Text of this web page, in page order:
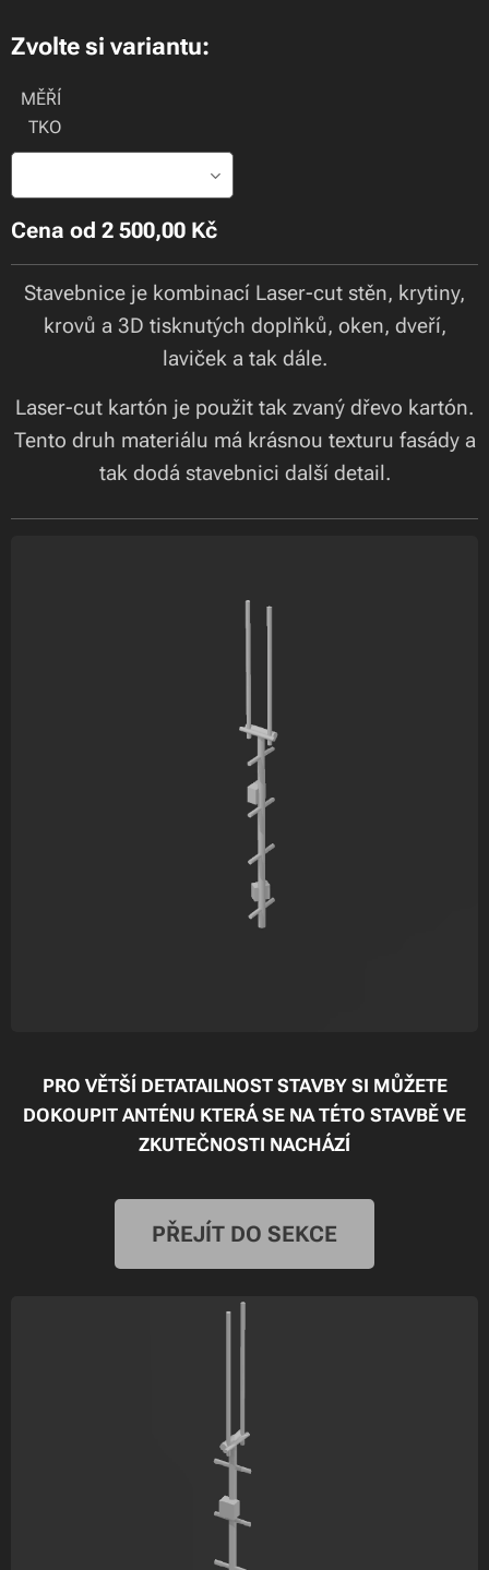
Zvolte si variantu:
MĚŘÍ
TKO
Cena od 2 500,00 Kč
Stavebnice je kombinací Laser-cut stěn, krytiny,
krovů a 3D tisknutých doplňků, oken, dveří,
laviček a tak dále.
Laser-cut kartón je použit tak zvaný dřevo kartón.
Tento druh materiálu má krásnou texturu fasády a
tak dodá stavebnici další detail.
PRO VĚTŠÍ DETATAILNOST STAVBY SI MŮŽETE
DOKOUPIT ANTÉNU KTERÁ SE NA TÉTO STAVBĚ VE
ZKUTEČNOSTI NACHÁZÍ
PŘEJÍT DO SEKCE